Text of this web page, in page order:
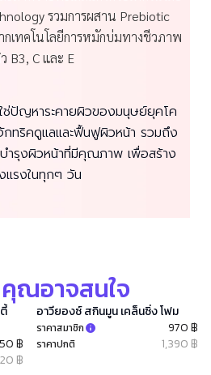
รวมการผสาน Prebiotic
กเทคโนโลยีการหมักบ่มทางชีวภาพ
B3, C และ E
ช่ปัญหาระคายผิวของมนุษย์ยุคโค
กทริคดูแลและฟื้นฟูผิวหน้า รวมถึง
ำรุงผิวหน้าที่มีคุณภาพ เพื่อสร้าง
แรงในทุกๆ วัน
ณอาจสนใจ
฿
฿
อาวียองซ์ สกินมูน เคล็นซิ่ง โฟม
ราคาสมาชิก 970 ฿
ราคาปกติ 1,390 ฿